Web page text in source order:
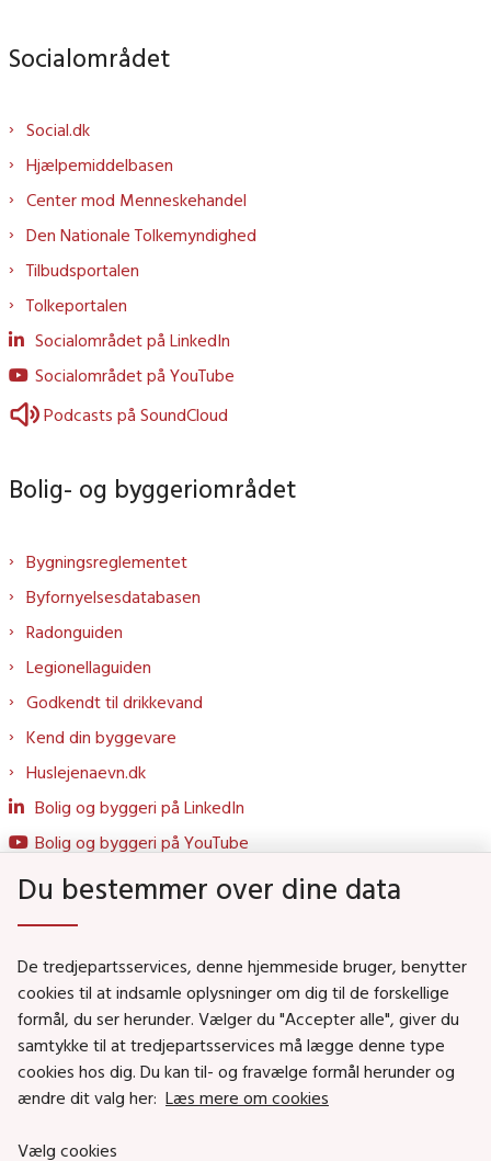
Socialområdet
Social.dk
Hjælpemiddelbasen
Center mod Menneskehandel
Den Nationale Tolkemyndighed
Tilbudsportalen
Tolkeportalen
Socialområdet på LinkedIn
Socialområdet på YouTube
Podcasts på SoundCloud
Bolig- og byggeriområdet
Bygningsreglementet
Byfornyelsesdatabasen
Radonguiden
Legionellaguiden
Godkendt til drikkevand
Kend din byggevare
Huslejenaevn.dk
Bolig og byggeri på LinkedIn
Bolig og byggeri på YouTube
Social- og Boligministeriet
Job i Social- og Boligstyrelsen
Puljer og tilskud
Nyhedsbreve
Du bestemmer over dine data
De tredjepartsservices, denne hjemmeside bruger, benytter
cookies til at indsamle oplysninger om dig til de forskellige
formål, du ser herunder. Vælger du "Accepter alle", giver du
samtykke til at tredjepartsservices må lægge denne type
cookies hos dig. Du kan til- og fravælge formål herunder og
ændre dit valg her: Læs mere om cookies
Vælg cookies